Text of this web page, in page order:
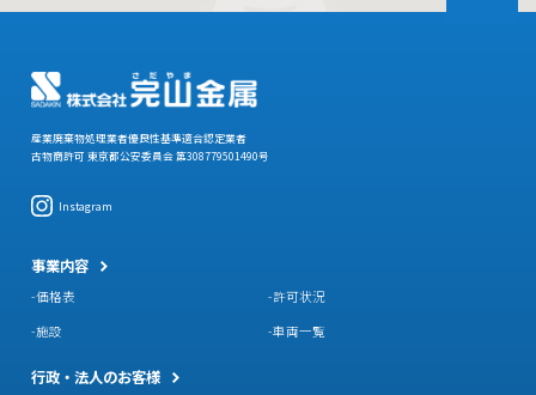
産業廃棄物処理業者優良性基準適合認定業者
古物商許可 東京都公安委員会 第308779501490号
Instagram
事業内容
価格表
許可状況
施設
車両一覧
行政・法人のお客様